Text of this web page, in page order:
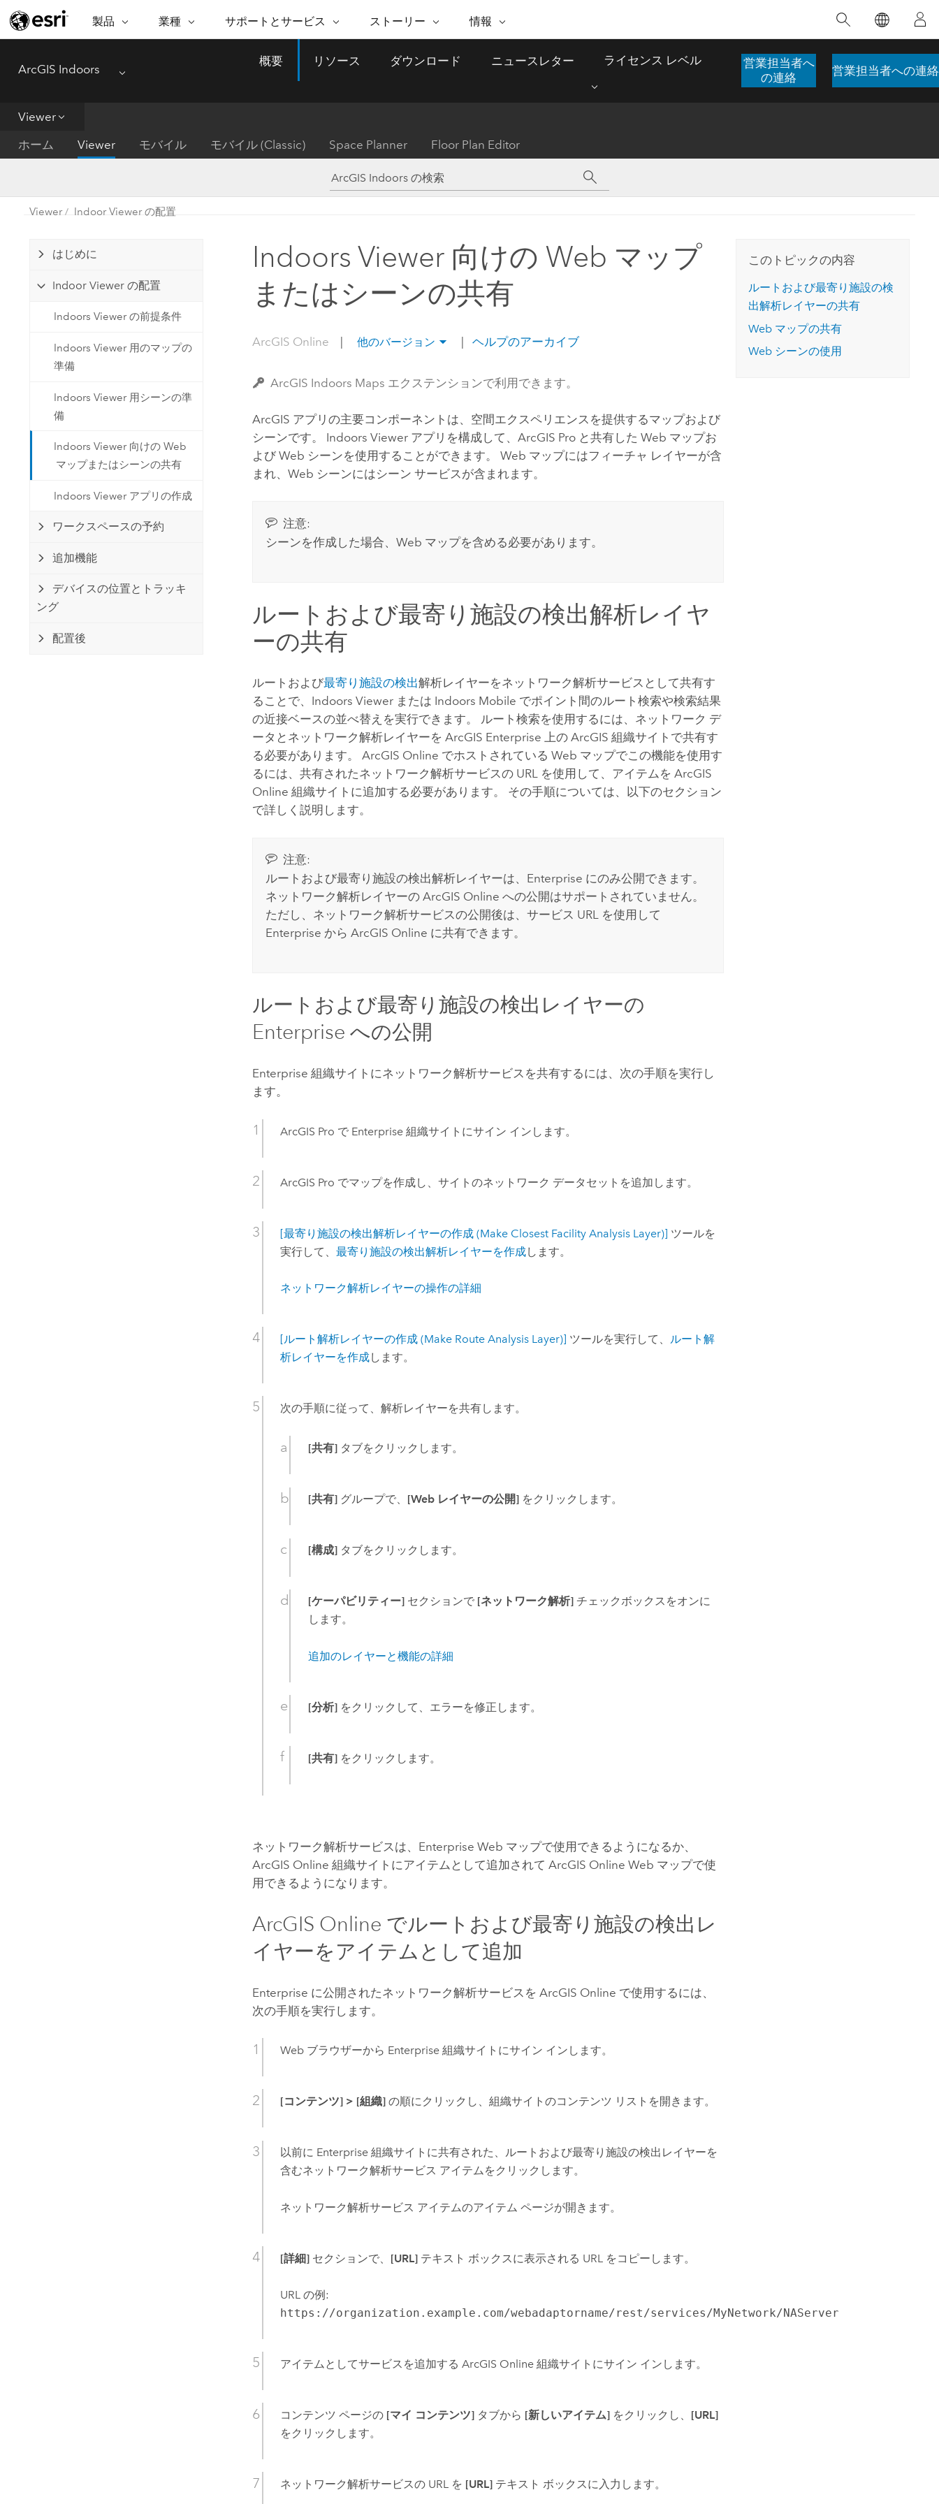
製品
ARCGIS
ArcGIS の概要
完全な SaaS マッピング プラット
テム
開発者向けテクノロジー
ケーションの構築
すべてのプロダクト
機能
位置情報を分析に活用
空間データの統合、編集、共有
ArcGIS へのロールベースのアクセ
Esri の ArcGIS 製品
られています。 技術がどのようなものかを
ブ マップを試したり、製品の機能を調べた
り、無料トライアルを開始したりします。
ArcGIS Pro の詳細
業種
業種
自然保護
公共エネルギー
自然資源
地方自治体
持続可能な開発
交通機関
注目のイニシアティブ
インフラストラクチャ管理
的アプローチは、インフラストラクチャ プ
ロジェクトが周囲の環境とどのように関連
しているかをリーダーが理解するのに役立
ちます。
インフラストラクチャ管理の探索
サポートとサービス
サポートとサービス セルフサービス
ArcGIS ブログ
ドキュメント
は、データのパターンや関係性を明らかに
するために使用される空間統計技術を探索
ストーリー
ESRI ストーリー
Esri ブログ
実世界のグローバルな GIS
技術革新
ー リーダーの声
ArcGIS ユーザー向けの実践
業界ニュースと ArcGIS 更
すべてのストーリー
リケーションを構築し、重要な救助活動を
ストーリーを読む
情報
ESRI について
パートナー
採用情報
Esri に連絡
イノベーションへの取り
組み
ーメーション
注目
ArcGIS Indoors Menu
概要 リソース ダウンロード ニュースレター ライセンス レベル
営業担当者へ
の連絡
営業担当者への連絡
Viewer
ホーム
Viewer モバイル モバイル (Classic) Space Planner Floor Plan Editor
Viewer Indoor Viewer の配置
はじめに
Indoor Viewer の配置
Indoors Viewer の前提条件
Indoors Viewer 用のマップの
準備
Indoors Viewer 用シーンの準
備
Indoors Viewer 向けの Web
マップまたはシーンの共有
Indoors Viewer アプリの作成
ワークスペースの予約
追加機能
デバイスの位置とトラッキ
ング
配置後
Indoors Viewer 向けの Web マップ
またはシーンの共有
ArcGIS Online 他のバージョン ヘルプのアーカイブ
ArcGIS Indoors Maps エクステンションで利用できます。
ArcGIS アプリの主要コンポーネントは、空間エクスペリエンスを提供するマップおよび
シーンです。 Indoors Viewer アプリを構成して、ArcGIS Pro と共有した Web マップお
よび Web シーンを使用することができます。Web マップにはフィーチャ レイヤーが含
まれ、Web シーンにはシーン サービスが含まれます。
注意:
シーンを作成した場合、Web マップを含める必要があります。
ルートおよび最寄り施設の検出解析レイヤ
ーの共有
ルートおよび最寄り施設の検出解析レイヤーをネットワーク解析サービスとして共有す
ることで、 Indoors Viewer または Indoors Mobile でポイント間のルート検索や検索結果
の近接ベースの並べ替えを実行できます。 ルート検索を使用するには、ネットワーク デ
ータとネットワーク解析レイヤーをArcGIS Enterprise 上の ArcGIS 組織サイトで共有す
る必要があります。ArcGIS Online でホストされている Web マップでこの機能を使用す
るには、共有されたネットワーク解析サービスの URL を使用して、アイテムをArcGIS
Online 組織サイトに追加する必要があります。 その手順については、以下のセクション
で詳しく説明します。
注意:
ルートおよび最寄り施設の検出解析レイヤーは、 Enterprise にのみ公開できます。
ネットワーク解析レイヤーの ArcGIS Online への公開はサポートされていません。
ただし、ネットワーク解析サービスの公開後は、サービス URL を使用して
Enterprise から ArcGIS Online に共有できます。
ルートおよび最寄り施設の検出レイヤーの
Enterprise への公開
Enterprise 組織サイトにネットワーク解析サービスを共有するには、次の手順を実行し
ます。
ArcGIS Pro で Enterprise 組織サイトにサイン インします。
ArcGIS Pro でマップを作成し、サイトのネットワーク データセットを追加します。
[最寄り施設の検出解析レイヤーの作成 (Make Closest Facility Analysis Layer)] ツールを
実行して、最寄り施設の検出解析レイヤーを作成します。
ネットワーク解析レイヤーの操作の詳細
[ルート解析レイヤーの作成 (Make Route Analysis Layer)] ツールを実行して、 ルート解
析レイヤーを作成します。
次の手順に従って、解析レイヤーを共有します。
[共有]タブをクリックします。
[共有]グループで、 [Web レイヤーの公開]をクリックします。
[構成]タブをクリックします。
[ケーパビリティー]セクションで [ネットワーク解析]チェックボックスをオンに
します。
追加のレイヤーと機能の詳細
[分析]をクリックして、エラーを修正します。
[共有]をクリックします。
ネットワーク解析サービスは、 Enterprise Web マップで使用できるようになるか、
ArcGIS Online 組織サイトにアイテムとして追加されてArcGIS Online Web マップで使
用できるようになります。
ArcGIS Online でルートおよび最寄り施設の検出レ
イヤーをアイテムとして追加
Enterprise に公開されたネットワーク解析サービスをArcGIS Online で使用するには、
次の手順を実行します。
Web ブラウザーから Enterprise 組織サイトにサイン インします。
[コンテンツ] > [組織] の順にクリックし、組織サイトのコンテンツ リストを開きます。
以前に Enterprise 組織サイトに共有された、ルートおよび最寄り施設の検出レイヤーを
含むネットワーク解析サービス アイテムをクリックします。
ネットワーク解析サービス アイテムのアイテム ページが開きます。
[詳細] セクションで、 [URL] テキスト ボックスに表示される URL をコピーします。
URL の例:
https://organization.example.com/webadaptorname/rest/services/MyNetwork/NAServer
アイテムとしてサービスを追加するArcGIS Online 組織サイトにサイン インします。
コンテンツ ページの [マイ コンテンツ] タブから [新しいアイテム] をクリックし、 [URL]
をクリックします。
ネットワーク解析サービスの URL を [URL] テキスト ボックスに入力します。
このトピックの内容
ルートおよび最寄り施設の検
出解析レイヤーの共有
Web マップの共有
Web シーンの使用